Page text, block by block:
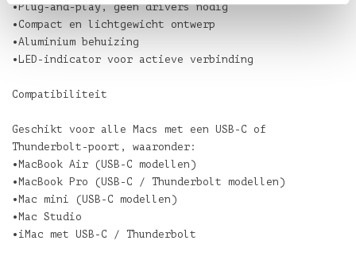
•Plug-and-play, geen drivers nodig
•Compact en lichtgewicht ontwerp
•Aluminium behuizing
•LED-indicator voor actieve verbinding
Compatibiliteit
Geschikt voor alle Macs met een USB-C of
Thunderbolt-poort, waaronder:
•MacBook Air (USB-C modellen)
•MacBook Pro (USB-C / Thunderbolt modellen)
•Mac mini (USB-C modellen)
•Mac Studio
•iMac met USB-C / Thunderbolt